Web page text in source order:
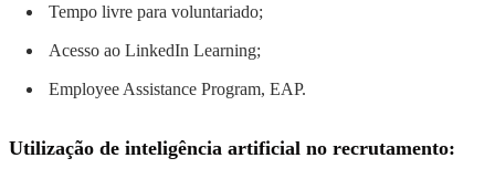
Tempo livre para voluntariado;
Acesso ao LinkedIn Learning;
Employee Assistance Program, EAP.
Utilização de inteligência artificial no recrutamento: